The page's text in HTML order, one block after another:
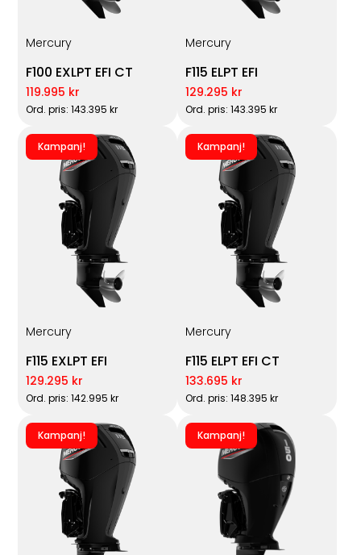
Mercury
F100 EXLPT EFI CT
119.995 kr
Ord. pris: 143.395 kr
Mercury
F115 ELPT EFI
129.295 kr
Ord. pris: 143.395 kr
Kampanj!
Mercury
F115 EXLPT EFI
129.295 kr
Ord. pris: 142.995 kr
Kampanj!
Mercury
F115 ELPT EFI CT
133.695 kr
Ord. pris: 148.395 kr
Kampanj! Kampanj!